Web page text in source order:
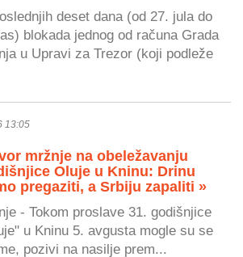
deset dana (od 27. jula do
blokada jednog od računa Grada
u Upravi za Trezor (koji podleže
13:05
mržnje na obeležavanju
Oluje u Kninu: Drinu
pregaziti, a Srbiju zapaliti »
- Tokom proslave 31. godišnjice
u Kninu 5. avgusta mogle su se
pozivi na nasilje prem...